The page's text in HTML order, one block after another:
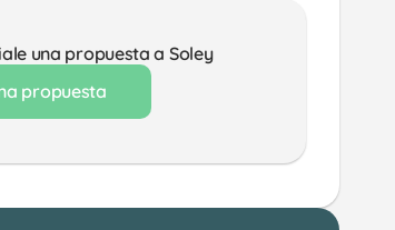
una propuesta a Soley
propuesta